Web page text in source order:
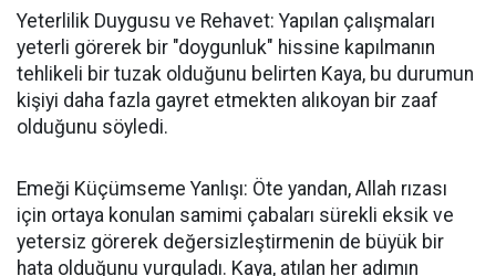
Yeterlilik Duygusu ve Rehavet: Yapılan çalışmaları
yeterli görerek bir "doygunluk" hissine kapılmanın
tehlikeli bir tuzak olduğunu belirten Kaya, bu durumun
kişiyi daha fazla gayret etmekten alıkoyan bir zaaf
olduğunu söyledi.
Emeği Küçümseme Yanlışı: Öte yandan, Allah rızası
için ortaya konulan samimi çabaları sürekli eksik ve
yetersiz görerek değersizleştirmenin de büyük bir
hata olduğunu vurguladı. Kaya, atılan her adımın